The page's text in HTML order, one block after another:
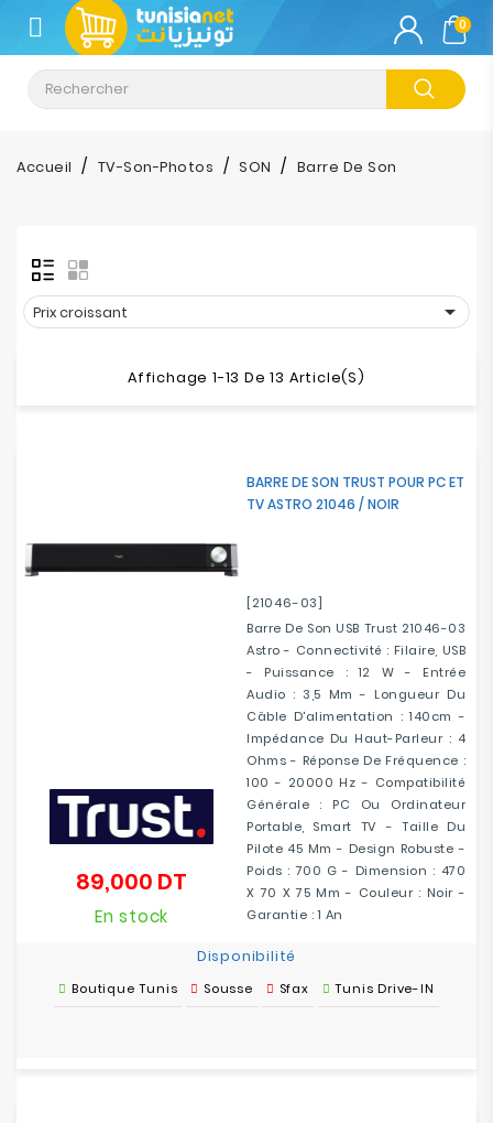
CATÉGORIE
Climatisation
Informatique
Tablette
Impression
Bureautique
0
Accueil TV-Son-Photos SON Barre De Son
Prix croissant 
Affichage 1-13 De 13 Article(s)
BARRE DE SON TRUST POUR PC ET
TV ASTRO 21046 / NOIR
[21046-03]
Barre De Son USB Trust 21046-03
Astro - Connectivité : Filaire, USB
- Puissance : 12 W - Entrée
Audio : 3,5 Mm - Longueur Du
Câble D'alimentation : 140cm -
Impédance Du Haut-Parleur : 4
Ohms - Réponse De Fréquence :
100 - 20000 Hz - Compatibilité
Générale : PC Ou Ordinateur
Portable, Smart TV - Taille Du
Pilote 45 Mm - Design Robuste -
Poids : 700 G - Dimension : 470
X 70 X 75 Mm - Couleur : Noir -
Garantie : 1 An
89,000 DT
En stock
Disponibilité
Boutique Tunis Sousse Sfax Tunis Drive-IN